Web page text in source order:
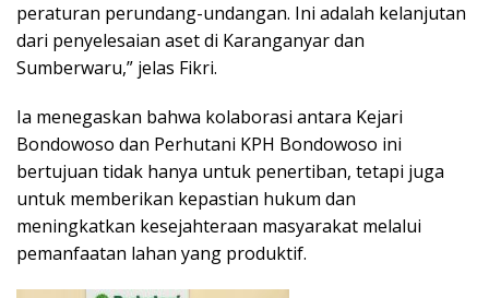
peraturan perundang-undangan. Ini adalah kelanjutan
dari penyelesaian aset di Karanganyar dan
Sumberwaru,” jelas Fikri.
Ia menegaskan bahwa kolaborasi antara Kejari
Bondowoso dan Perhutani KPH Bondowoso ini
bertujuan tidak hanya untuk penertiban, tetapi juga
untuk memberikan kepastian hukum dan
meningkatkan kesejahteraan masyarakat melalui
pemanfaatan lahan yang produktif.